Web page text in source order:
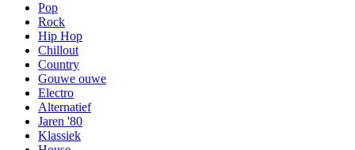
Pop
Rock
Hip Hop
Chillout
Country
Gouwe ouwe
Electro
Alternatief
Jaren '80
Klassiek